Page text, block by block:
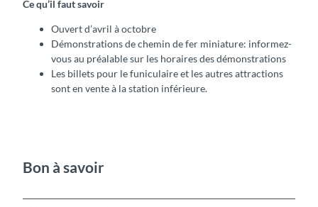
Ce qu’il faut savoir
Ouvert d’avril à octobre
Démonstrations de chemin de fer miniature: informez-
vous au préalable sur les horaires des démonstrations
Les billets pour le funiculaire et les autres attractions
sont en vente à la station inférieure.
Bon à savoir